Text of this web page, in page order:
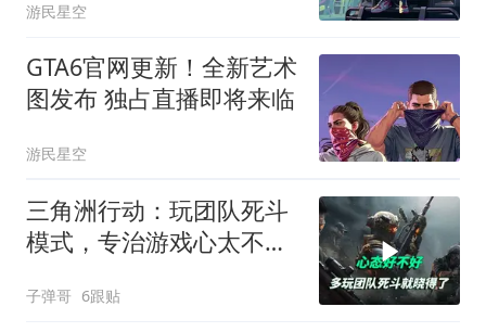
游民星空
GTA6官网更新！全新艺术
图发布 独占直播即将来临
游民星空
三角洲行动：玩团队死斗
模式，专治游戏心太不好
子弹哥 6跟贴